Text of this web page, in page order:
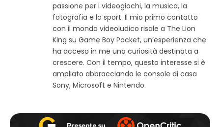
o
w
e
b
t
a
m
passione per i videogiochi, la musica, la
fotografia e lo sport. Il mio primo contatto
con il mondo videoludico risale a The Lion
King su Game Boy Pocket, un’esperienza che
ha acceso in me una curiosità destinata a
crescere. Con il tempo, questo interesse si è
ampliato abbracciando le console di casa
Sony, Microsoft e Nintendo.